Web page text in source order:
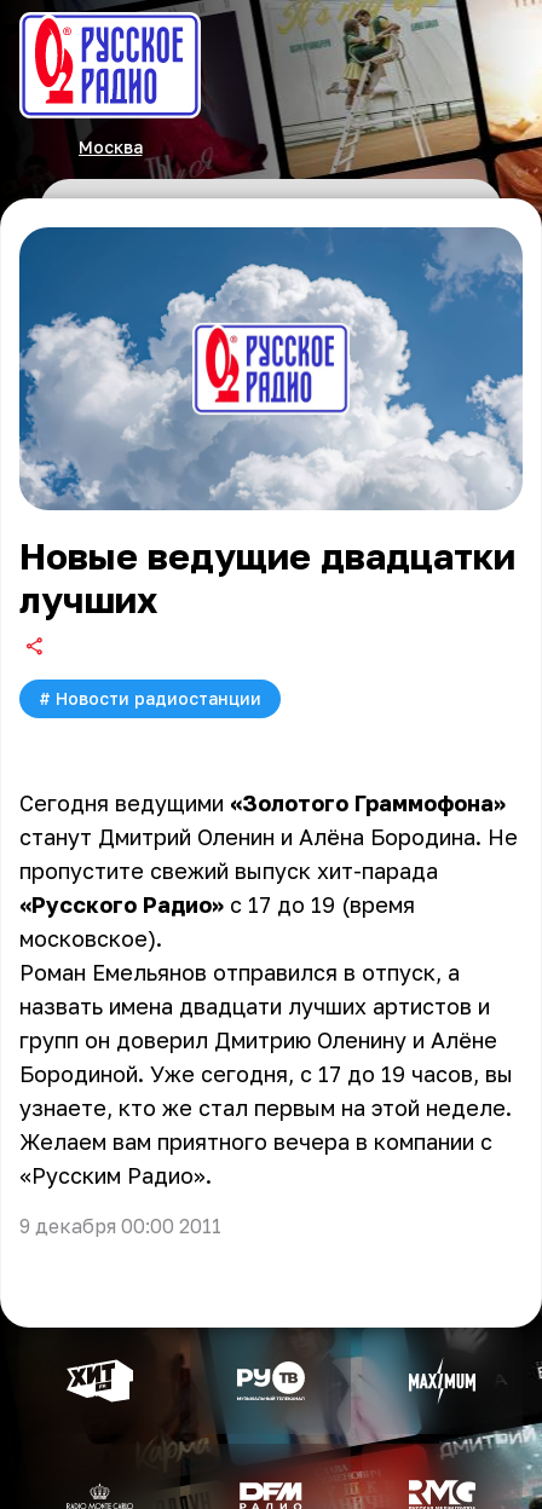
Москва
Новые ведущие двадцатки
лучших
# Новости радиостанции
Сегодня ведущими «Золотого Граммофона»
станут Дмитрий Оленин и Алёна Бородина. Не
пропустите свежий выпуск хит-парада
«Русского Радио» с 17 до 19 (время
московское).
Роман Емельянов отправился в отпуск, а
назвать имена двадцати лучших артистов и
групп он доверил Дмитрию Оленину и Алёне
Бородиной. Уже сегодня, с 17 до 19 часов, вы
узнаете, кто же стал первым на этой неделе.
Желаем вам приятного вечера в компании с
«Русским Радио».
9 декабря 00:00 2011